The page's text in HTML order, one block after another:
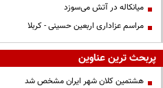
میانکاله در آتش می‌سوزد
مراسم عزاداری اربعین حسینی - کربلا
پربحث ترین عناوین
هشتمین کلان شهر ایران مشخص شد